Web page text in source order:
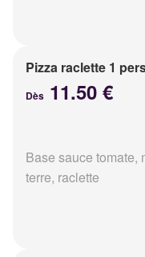
Pizza raclette 1
Dès 11.50 €
Base sauce tomate,
terre, raclette